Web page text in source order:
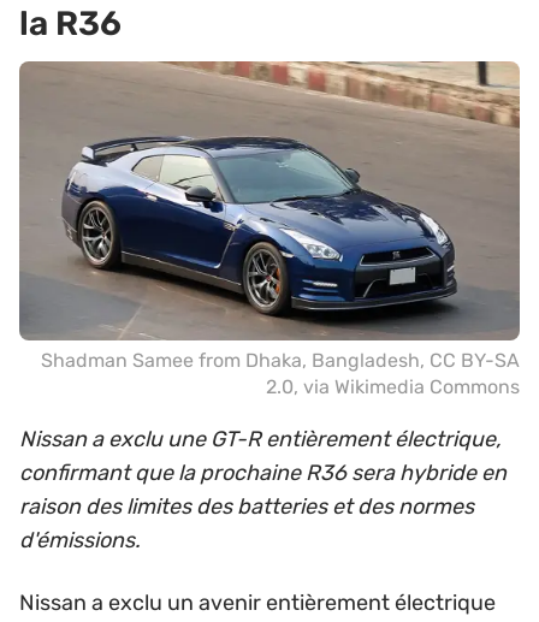
la R36
Shadman Samee from Dhaka, Bangladesh, CC BY-SA
2.0, via Wikimedia Commons
Nissan a exclu une GT-R entièrement électrique,
confirmant que la prochaine R36 sera hybride en
raison des limites des batteries et des normes
d'émissions.
Nissan a exclu un avenir entièrement électrique